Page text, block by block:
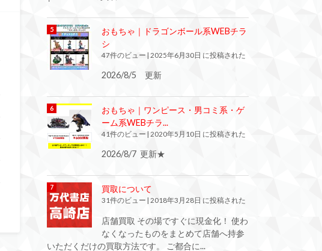
おもちゃ｜ドラゴンボール系WEBチラ
シ
47件のビュー | 2025年6月30日 に投稿された
2026/8/5 更新
おもちゃ｜ワンピース・男コミ系・ゲ
ーム系WEBチラ...
41件のビュー | 2020年5月10日 に投稿された
2026/8/7 更新★
買取について
31件のビュー 2018年3月28日 に投稿された
店舗買取 その場ですぐに現金化！ 使わ
なくなったものをまとめて店舗へ持参
いただくだけの買取方法です。 ご都合に...